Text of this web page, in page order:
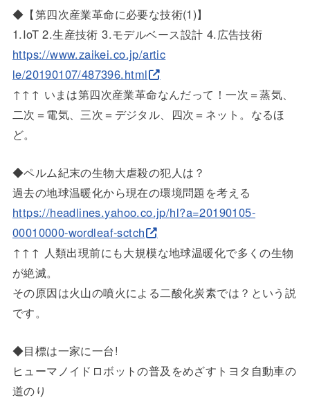
◆【第四次産業革命に必要な技術(1)】
1.IoT 2.生産技術 3.モデルベース設計 4.広告技術
https://www.zaikei.co.jp/artic
le/20190107/487396.html
↑↑↑ いまは第四次産業革命なんだって！一次＝蒸気、
二次＝電気、三次＝デジタル、四次＝ネット。なるほ
ど。
◆ペルム紀末の生物大虐殺の犯人は？
過去の地球温暖化から現在の環境問題を考える
https://headlines.yahoo.co.jp/hl?a=20190105-
00010000-wordleaf-sctch
↑↑↑ 人類出現前にも大規模な地球温暖化で多くの生物
が絶滅。
その原因は火山の噴火による二酸化炭素では？という説
です。
◆目標は一家に一台!
ヒューマノイドロボットの普及をめざすトヨタ自動車の
道のり